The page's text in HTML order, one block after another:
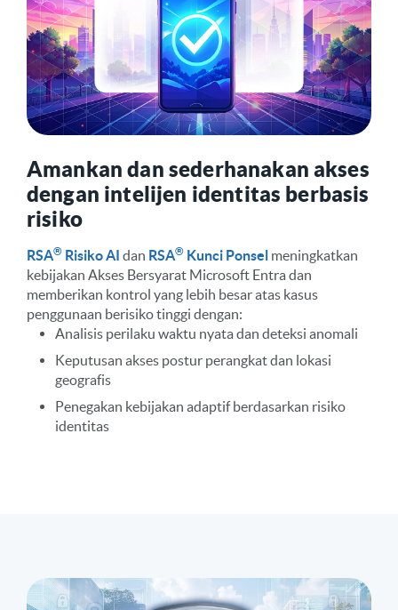
Amankan dan sederhanakan akses
dengan intelijen identitas berbasis
risiko
RSA® Risiko AI dan RSA® Kunci Ponsel meningkatkan
kebijakan Akses Bersyarat Microsoft Entra dan
memberikan kontrol yang lebih besar atas kasus
penggunaan berisiko tinggi dengan:
Analisis perilaku waktu nyata dan deteksi anomali
Keputusan akses postur perangkat dan lokasi
geografis
Penegakan kebijakan adaptif berdasarkan risiko
identitas